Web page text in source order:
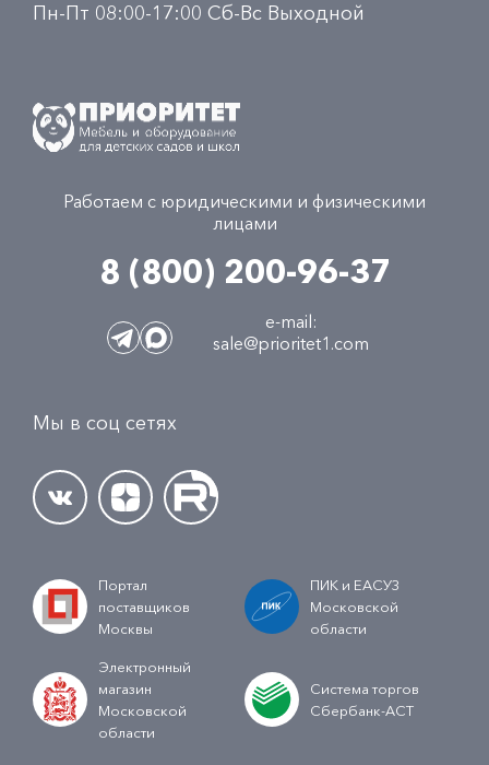
Пн-Пт 08:00-17:00 Сб-Вс Выходной
Работаем с юридическими и физическими
лицами
8 (800) 200-96-37
e-mail:
sale@prioritet1.com
Мы в соц сетях
Портал
поставщиков
Москвы
ПИК и ЕАСУЗ
Московской
области
Электронный
магазин
Московской
области
Система торгов
Сбербанк-АСТ